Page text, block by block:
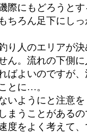
際にもどろうと
ちろん足下にし
り人のエリアが
ん。流れの下側
ばよいのですが
とに…。
いようにと注意
まうことがある
度をよく考えて